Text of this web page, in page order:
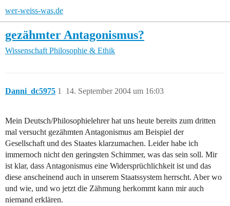
wer-weiss-was.de
gezähmter Antagonismus?
Wissenschaft Philosophie & Ethik
Danni_dc5975 14. September 2004 um 16:03
1
Mein Deutsch/Philosophielehrer hat uns heute bereits zum dritten
mal versucht gezähmten Antagonismus am Beispiel der
Gesellschaft und des Staates klarzumachen. Leider habe ich
immernoch nicht den geringsten Schimmer, was das sein soll. Mir
ist klar, dass Antagonismus eine Widersprüchlichkeit ist und das
diese anscheinend auch in unserem Staatssystem herrscht. Aber wo
und wie, und wo jetzt die Zähmung herkommt kann mir auch
niemand erklären.